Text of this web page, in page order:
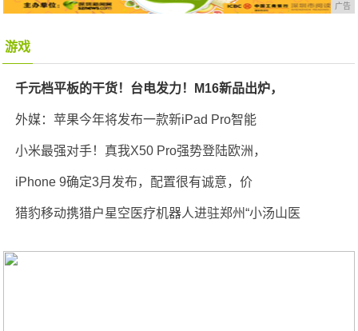
广告
游戏
千元档平板的干货！台电发力！M16新品出炉，
外媒：苹果今年将发布一款新iPad Pro智能
小米最强对手！真我X50 Pro强势登陆欧洲，
iPhone 9确定3月发布，配置很有诚意，价
猎豹移动携猎户星空医疗机器人进驻郑州“小汤山医